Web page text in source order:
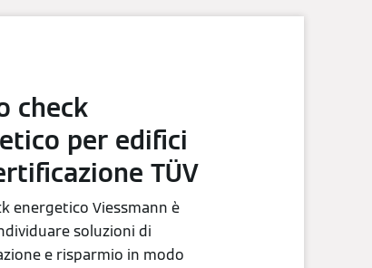
check
per edifici
TÜV
energetico Viessmann è
soluzioni di
e risparmio in modo